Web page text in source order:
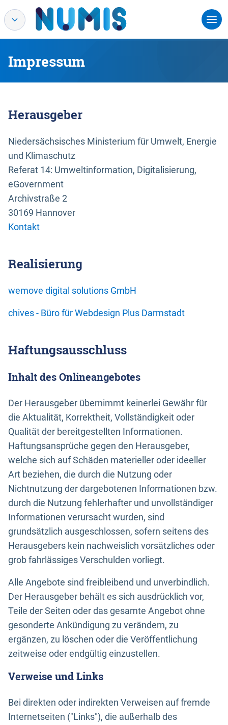
Impressum
Herausgeber
Niedersächsisches Ministerium für Umwelt, Energie
und Klimaschutz
Referat 14: Umweltinformation, Digitalisierung,
eGovernment
Archivstraße 2
30169 Hannover
Kontakt
Realisierung
wemove digital solutions GmbH
chives - Büro für Webdesign Plus Darmstadt
Haftungsausschluss
Inhalt des Onlineangebotes
Der Herausgeber übernimmt keinerlei Gewähr für
die Aktualität, Korrektheit, Vollständigkeit oder
Qualität der bereitgestellten Informationen.
Haftungsansprüche gegen den Herausgeber,
welche sich auf Schäden materieller oder ideeller
Art beziehen, die durch die Nutzung oder
Nichtnutzung der dargebotenen Informationen bzw.
durch die Nutzung fehlerhafter und unvollständiger
Informationen verursacht wurden, sind
grundsätzlich ausgeschlossen, sofern seitens des
Herausgebers kein nachweislich vorsätzliches oder
grob fahrlässiges Verschulden vorliegt.
Alle Angebote sind freibleibend und unverbindlich.
Der Herausgeber behält es sich ausdrücklich vor,
Teile der Seiten oder das gesamte Angebot ohne
gesonderte Ankündigung zu verändern, zu
ergänzen, zu löschen oder die Veröffentlichung
zeitweise oder endgültig einzustellen.
Verweise und Links
Bei direkten oder indirekten Verweisen auf fremde
Internetseiten ("Links"), die außerhalb des